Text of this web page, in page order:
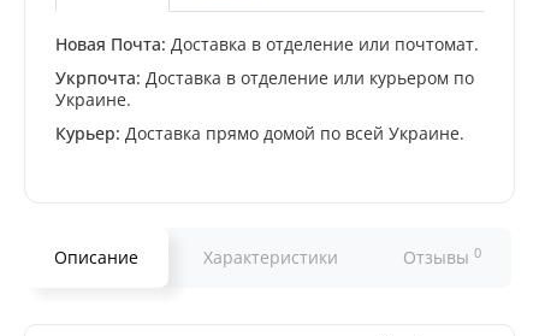
Новая Почта: Доставка в отделение или почтомат.
Укрпочта: Доставка в отделение или курьером по
Украине.
Курьер: Доставка прямо домой по всей Украине.
Описание Характеристики Отзывы 0